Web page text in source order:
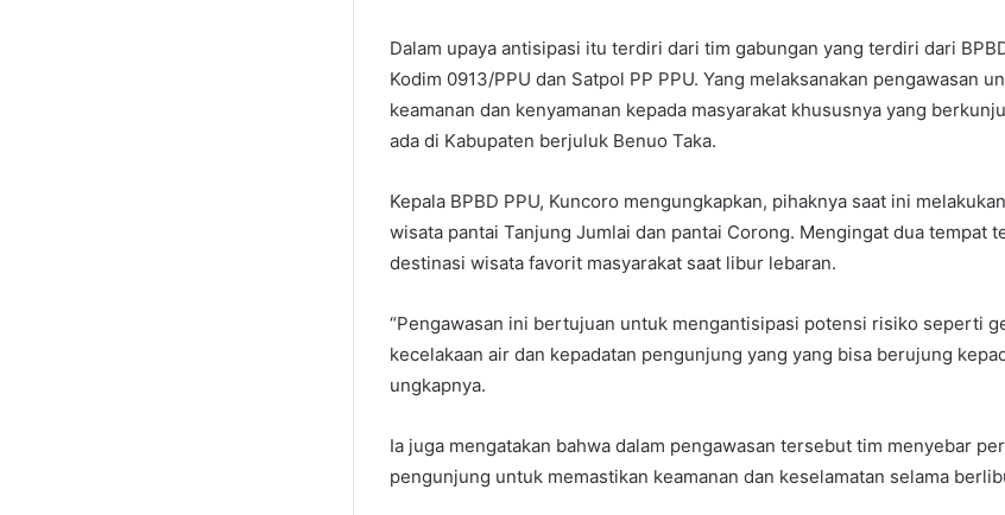
Dalam upaya antisipasi itu terdiri dari tim gabungan yang terdiri dari
Kodim 0913/PPU dan Satpol PP PPU. Yang melaksanakan pengawasan
keamanan dan kenyamanan kepada masyarakat khususnya yang
ada di Kabupaten berjuluk Benuo Taka.
Kepala BPBD PPU, Kuncoro mengungkapkan, pihaknya saat ini
wisata pantai Tanjung Jumlai dan pantai Corong. Mengingat dua tempat
destinasi wisata favorit masyarakat saat libur lebaran.
“Pengawasan ini bertujuan untuk mengantisipasi potensi risiko seperti
kecelakaan air dan kepadatan pengunjung yang yang bisa berujung
ungkapnya.
Ia juga mengatakan bahwa dalam pengawasan tersebut tim menyebar
pengunjung untuk memastikan keamanan dan keselamatan selama